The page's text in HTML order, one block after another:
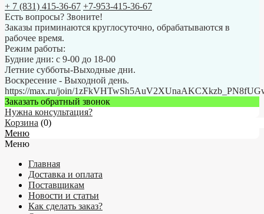
+ 7 (831) 415-36-67 +7-953-415-36-67
Есть вопросы? Звоните!
Заказы приминаются круглосуточно, обрабатываются в
рабочее время.
Режим работы:
Будние дни: с 9-00 до 18-00
Летние субботы-Выходные дни.
Воскресение - Выходной день.
https://max.ru/join/
Заказать обратный звонок
Нужна консультация?
Корзина (0)
Меню
Меню
Главная
Доставка и оплата
Поставщикам
Новости и статьи
Как сделать заказ?